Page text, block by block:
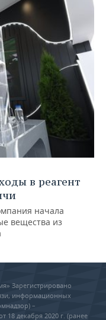
в реагент
начала
вещества из
Зарегистрировано
информационных
–
декабря 2020 г. (ранее